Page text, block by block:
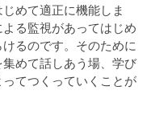
めて適正に機能しま
る監視があってはじめ
るのです。そのために
めて話しあう場、学び
てつくっていくことが